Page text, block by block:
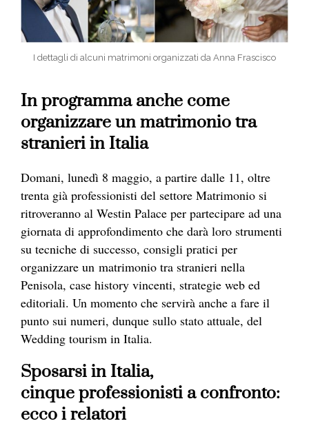
I dettagli di alcuni matrimoni organizzati da Anna Frascisco
In programma anche come
organizzare un matrimonio tra
stranieri in Italia
Domani, lunedì 8 maggio, a partire dalle 11, oltre
trenta già professionisti del settore Matrimonio si
ritroveranno al Westin Palace per partecipare ad una
giornata di approfondimento che darà loro strumenti
su tecniche di successo, consigli pratici per
organizzare un matrimonio tra stranieri nella
Penisola, case history vincenti, strategie web ed
editoriali. Un momento che servirà anche a fare il
punto sui numeri, dunque sullo stato attuale, del
Wedding tourism in Italia.
Sposarsi in Italia,
cinque professionisti a confronto:
ecco i relatori